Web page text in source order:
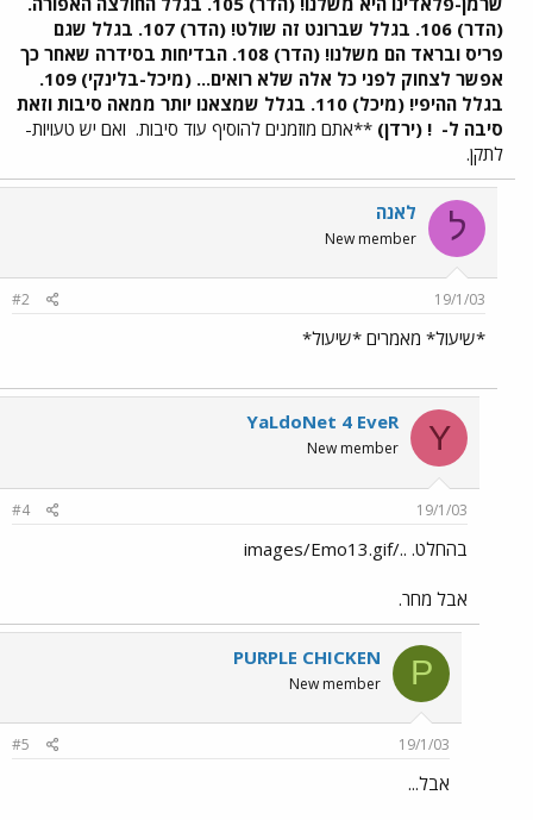
(הדר) 106. בגלל שברונט זה שולט! (הדר) 107. בגלל שגם
פריס ובראד הם משלנו! (הדר) 108. הבדיחות בסידרה שאחר כך
אפשר לצחוק לפני כל אלה שלא רואים... (מיכל-בלינקי) 109.
בגלל ההיפי! (מיכל) 110. בגלל שמצאנו יותר ממאה סיבות וזאת
סיבה ל- ! (ירדן) **אתם מוזמנים להוסיף עוד סיבות. ואם יש טעויות-
לתקן.
ל לאנה
New member
19/1/03
#2
*שיעול* מאמרים *שיעול*
Y
YaLdoNet 4 EveR
New member
19/1/03
#4
בהחלט. ../images/Emo13.gif
אבל מחר.
P
PURPLE CHICKEN
New member
19/1/03
#5
אבל...